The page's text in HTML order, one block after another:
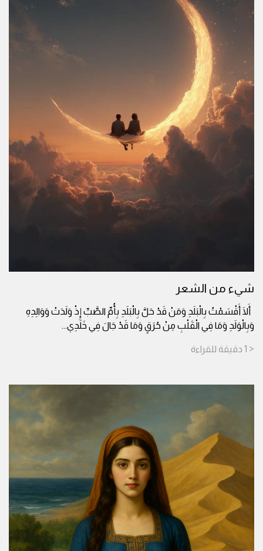
شيء من الشعر
أَلَا أَقْسَمْتُ بِالْبَلَدِ وَمَنْ قَدْ حَلَّ بِالْبَلَدِ بِأُمِّ الصَّبِّ إِذْ وَلَدَتْ وَوَالِدِهِ
وَبِالْوَلَدِ وَمَا فِي الْقَلْبِ مِنْ حُرَقٍ وَمَا قَدْ جَالَ فِي خَلَدِي...
< 1 دقيقة للقراءة